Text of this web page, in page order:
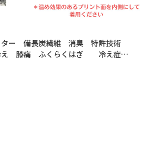
ター 備長炭繊維 消臭 特許技術
え 膝痛 ふくらくはぎ 冷え症